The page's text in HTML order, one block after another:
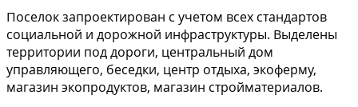
Поселок запроектирован с учетом всех стандартов
социальной и дорожной инфраструктуры. Выделены
территории под дороги, центральный дом
управляющего, беседки, центр отдыха, экоферму,
магазин экопродуктов, магазин стройматериалов.